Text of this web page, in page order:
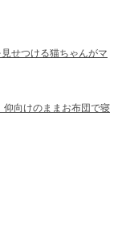
せつける猫ちゃんがマ
仰向けのままお布団で寝